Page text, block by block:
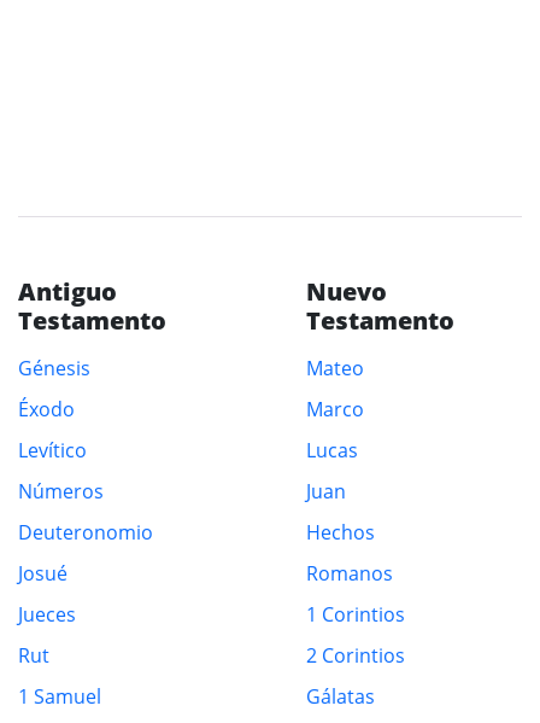
Antiguo
Testamento
Génesis
Éxodo
Levítico
Números
Deuteronomio
Josué
Jueces
Rut
1 Samuel
Nuevo
Testamento
Mateo
Marco
Lucas
Juan
Hechos
Romanos
1 Corintios
2 Corintios
Gálatas